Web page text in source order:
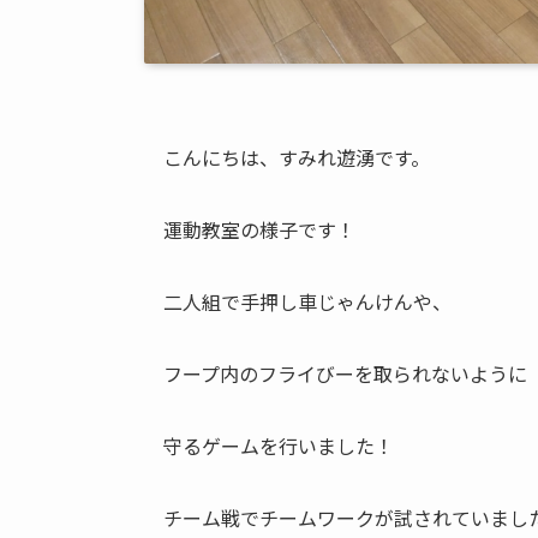
こんにちは、すみれ遊湧です。
運動教室の様子です！
二人組で手押し車じゃんけんや、
フープ内のフライびーを取られないように
守るゲームを行いました！
チーム戦でチームワークが試されていまし